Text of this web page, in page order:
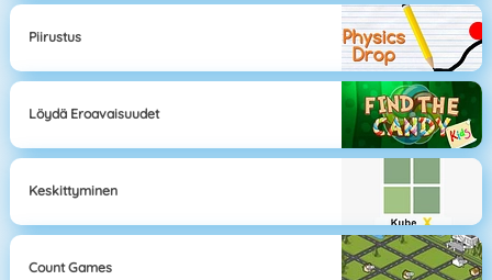
Piirustus
Löydä Eroavaisuudet
Keskittyminen
Count Games